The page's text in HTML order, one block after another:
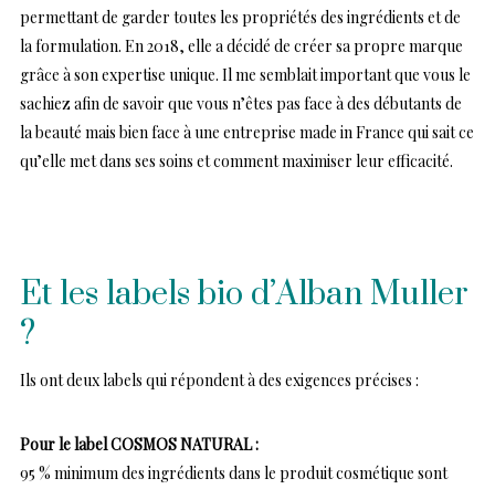
permettant de garder toutes les propriétés des ingrédients et de
la formulation. En 2018, elle a décidé de créer sa propre marque
grâce à son expertise unique. Il me semblait important que vous le
sachiez afin de savoir que vous n’êtes pas face à des débutants de
la beauté mais bien face à une entreprise made in France qui sait ce
qu’elle met dans ses soins et comment maximiser leur efficacité.
Et les labels bio d’Alban Muller
?
Ils ont deux labels qui répondent à des exigences précises :
Pour le label COSMOS NATURAL :
95 % minimum des ingrédients dans le produit cosmétique sont